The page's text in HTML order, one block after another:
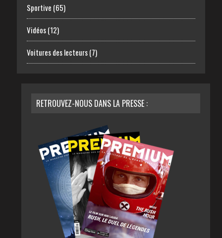
Sportive (65)
Vidéos(12)
Voitures des lecteurs(7)
RETROUVEZ-NOUS DANS LA PRESSE :